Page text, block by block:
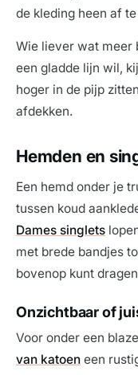
de kleding heen af
Wie liever wat meer
een gladde lijn wil,
hoger in de pijp
afdekken.
Hemden en
Een hemd onder je
tussen koud
Dames singlets
met brede bandjes
bovenop kunt
Onzichtbaar of
Voor onder een
van katoen een